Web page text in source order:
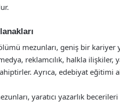
mezunları, geniş bir
medya, reklamcılık, halkla
Ayrıca, edebiyat eğitimi
yaratıcı yazarlık